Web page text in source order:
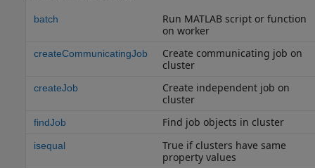
batch Run MATLABscript or function
on worker
createCommunicatingJob
Create communicating job on
cluster
createJob
Create independent job on
cluster
findJob Find job objects in cluster
isequal
True if clusters have same
property values